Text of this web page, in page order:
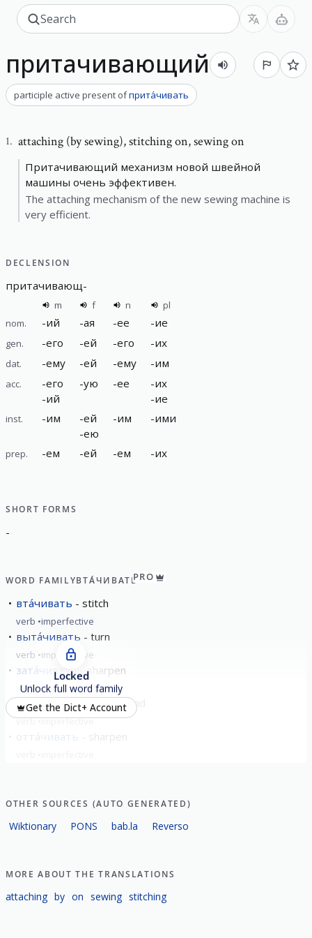
притачивающий
participle active present ofприта́чивать
1. attaching (by sewing),stitching on, sewing on
Притачивающий механизм новой швейной
машины очень эффективен.
The attaching mechanism of the new sewing machine is
very efficient.
DECLENSION
притачивающ-
m f n
pl
nom.
-ий -ая -ее -ие
gen. -его -ей -его -их
dat. -ему -ей -ему -им
acc. -его
-ий
-ую -ее -их
-ие
inst. -им -ей
-ею
-им -ими
prep. -ем -ей -ем -их
SHORT FORMS
-
WORD FAMILYВТА́ЧИВАТЬPRO
вта́чивать stitch
verb imperfective
выта́чивать turn
verb imperfective
зата́чивать sharpen
verb imperfective
обта́чивать stitch round
verb imperfective
отта́чивать
Locked
Unlock full word family
Get the Dict+ Account
OTHER SOURCES (AUTO GENERATED)
Wiktionary PONS bab.la Reverso
MORE ABOUT THE TRANSLATIONS
attaching by on sewing stitching